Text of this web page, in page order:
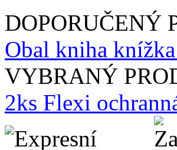
DOPORUČENÝ
Obal kniha
VYBRANÝ
2ks Flexi